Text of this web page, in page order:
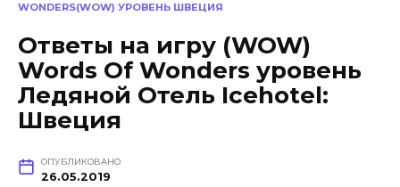
WONDERS(WOW) УРОВЕНЬ ШВЕЦИЯ
Ответы на игру (WOW)
Words Of Wonders уровень
Ледяной Oтель Icehotel:
Швеция
ОПУБЛИКОВАНО
26.05.2019